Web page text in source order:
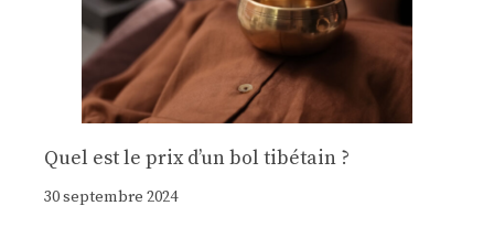
Quel est le prix d’un bol tibétain ?
30 septembre 2024